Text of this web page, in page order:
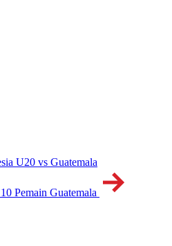
U20 vs Guatemala
Pemain Guatemala